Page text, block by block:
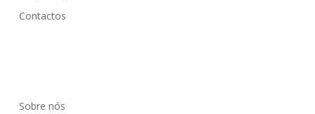
Contactos
Sobre nós